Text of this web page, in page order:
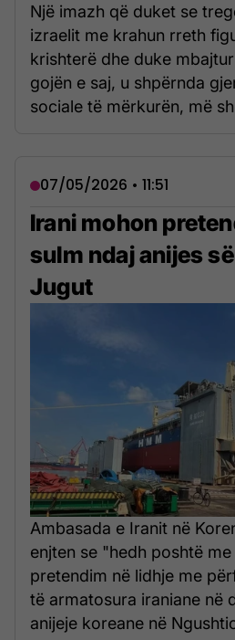
Një imazh që duket se
izraelit me krahun rreth
krishterë dhe duke
gojën e saj, u shpërnda
sociale të mërkurën, më
07/05/2026 • 11:51
Irani mohon
sulm ndaj anijes
Jugut
Ambasada e Iranit në
enjten se "hedh poshtë
pretendim në lidhje me
të armatosura iraniane në
anijeje koreane në